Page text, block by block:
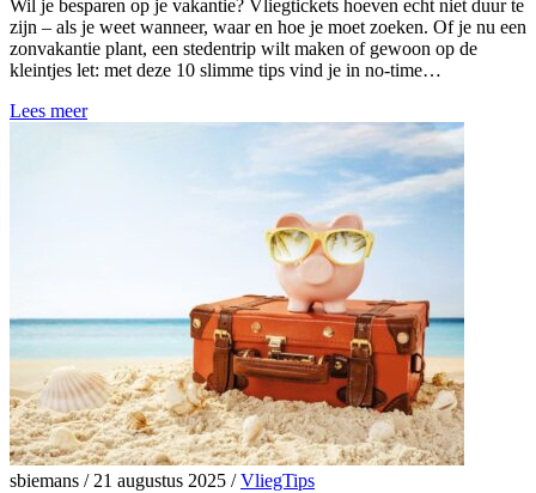
Wil je besparen op je vakantie? Vliegtickets hoeven echt niet duur te
zijn – als je weet wanneer, waar en hoe je moet zoeken. Of je nu een
zonvakantie plant, een stedentrip wilt maken of gewoon op de
kleintjes let: met deze 10 slimme tips vind je in no-time…
Lees meer
sbiemans /21 augustus 2025 / VliegTips